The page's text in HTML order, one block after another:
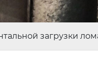
загрузки